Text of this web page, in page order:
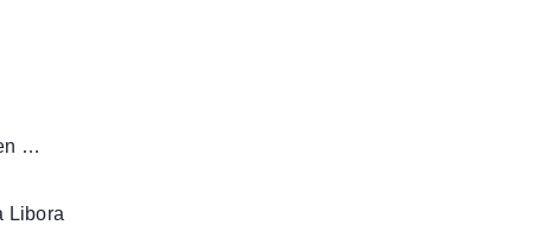
…
Libora